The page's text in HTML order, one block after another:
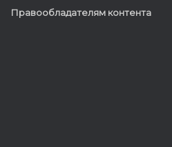
Правообладателям контента